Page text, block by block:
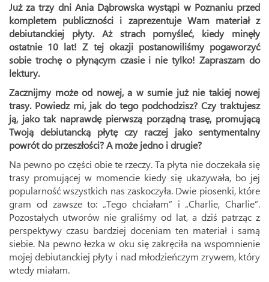
Już za trzy dni Ania Dąbrowska wystąpi w Poznaniu przed
kompletem publiczności i zaprezentuje Wam materiał z
debiutanckiej płyty. Aż strach pomyśleć, kiedy minęły
ostatnie 10 lat! Z tej okazji postanowiliśmy pogaworzyć
sobie trochę o płynącym czasie i nie tylko! Zapraszam do
lektury.
Zacznijmy może od nowej, a w sumie już nie takiej nowej
trasy. Powiedz mi, jak do tego podchodzisz? Czy traktujesz
ją, jako tak naprawdę pierwszą porządną trasę, promującą
Twoją debiutancką płytę czy raczej jako sentymentalny
powrót do przeszłości? A może jedno i drugie?
Na pewno po części obie te rzeczy. Ta płyta nie doczekała się
trasy promującej w momencie kiedy się ukazywała, bo jej
popularność wszystkich nas zaskoczyła. Dwie piosenki, które
gram od zawsze to: „Tego chciałam” i „Charlie, Charlie”.
Pozostałych utworów nie graliśmy od lat, a dziś patrząc z
perspektywy czasu bardziej doceniam ten materiał i samą
siebie. Na pewno łezka w oku się zakręciła na wspomnienie
mojej debiutanckiej płyty i nad młodzieńczym zrywem, który
wtedy miałam.